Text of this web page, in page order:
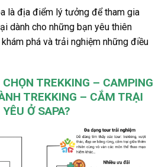
là địa điểm lý tưởng để tham gia
dành cho những bạn yêu thiên
phá và trải nghiệm những điều
CHỌN TREKKING – CAMPING
TREKKING – CẮM TRẠI
Ở SAPA?